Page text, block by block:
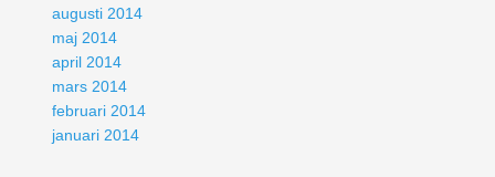
augusti 2014
maj 2014
april 2014
mars 2014
februari 2014
januari 2014